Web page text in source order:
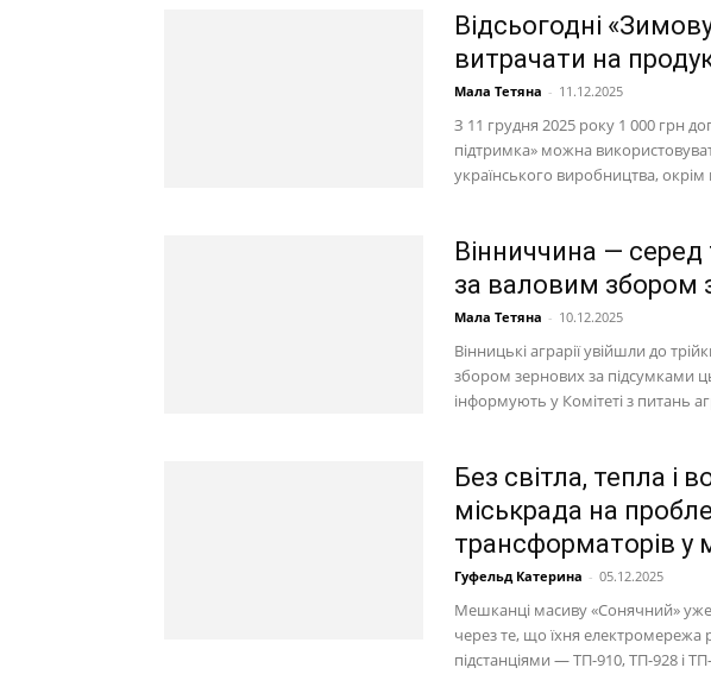
Відсьогодні
витрачати на
Мала Тетяна - 11.12.2025
З 11 грудня 2025 року 1 000 грн
підтримка» можна
українського виробництва, окрім
Вінниччина — серед
за валовим збором
Мала Тетяна - 10.12.2025
Вінницькі аграрії увійшли до
збором зернових за підсумками
інформують у Комітеті з питань
Без світла, тепла і
міськрада на
трансформаторів у
Гуфельд Катерина - 05.12.2025
Мешканці масиву «Сонячний»
через те, що їхня
підстанціями — ТП-910, ТП-928 і